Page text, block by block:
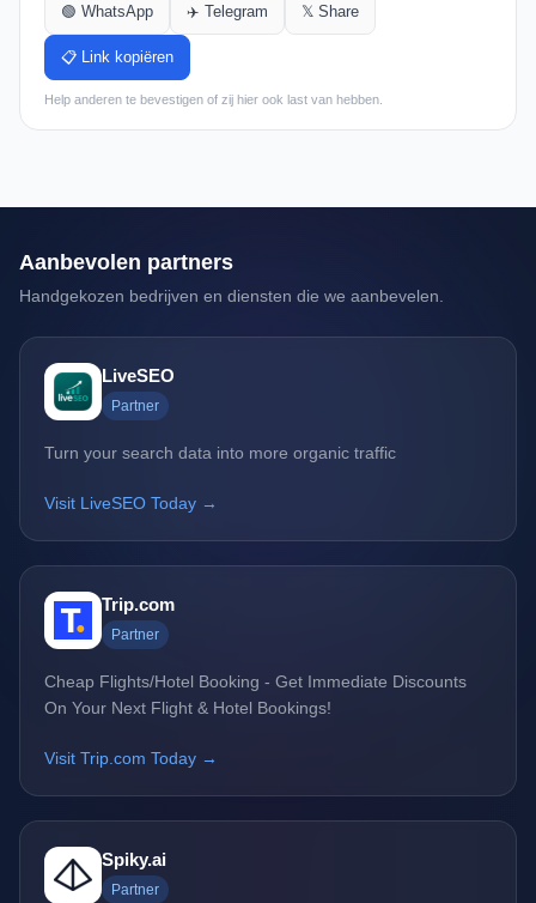
🟢 WhatsApp ✈️ Telegram 𝕏 Share
📋 Link kopiëren
Help anderen te bevestigen of zij hier ook last van hebben.
Aanbevolen partners
Handgekozen bedrijven en diensten die we aanbevelen.
LiveSEO
Partner
Turn your search data into more organic traffic
Visit LiveSEO Today →
Trip.com
Partner
Cheap Flights/Hotel Booking - Get Immediate Discounts
On Your Next Flight & Hotel Bookings!
Visit Trip.com Today →
Spiky.ai
Partner